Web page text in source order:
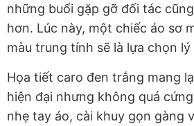
những buổi gặp gỡ đối tác
hơn. Lúc này, một chiếc áo sơ
màu trung tính sẽ là lựa chọn
Họa tiết caro đen trắng mang
hiện đại nhưng không quá
nhẹ tay áo, cài khuy gọn gàng